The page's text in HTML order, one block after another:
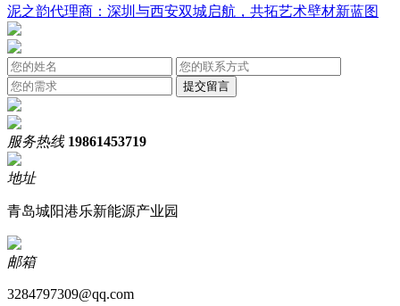
泥之韵代理商：深圳与西安双城启航，共拓艺术壁材新蓝图
服务热线 19861453719
地址
青岛城阳港乐新能源产业园
邮箱
3284797309@qq.com